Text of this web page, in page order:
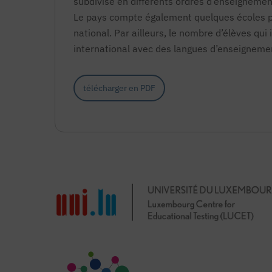
Le pays compte également quelques
national. Par ailleurs, le nombre d’élèves
international avec des langues
télécharger en PDF